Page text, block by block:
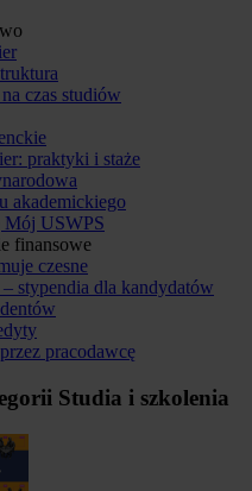
czas studiów
praktyki i staże
akademickiego
Mój USWPS
finansowe
czesne
stypendia dla kandydatów
pracodawcę
Studia i szkolenia